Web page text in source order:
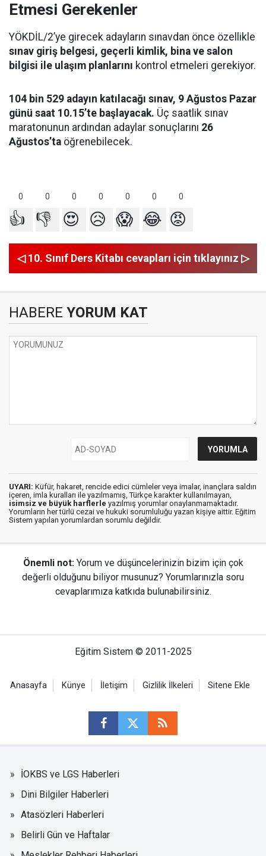
Etmesi Gerekenler
YÖKDİL/2’ye girecek adayların sınavdan önce özellikle
sınav giriş belgesi, geçerli kimlik, bina ve salon
bilgisi ile ulaşım planlarını kontrol etmeleri gerekiyor.
104 bin 529 adayın katılacağı sınav, 9 Ağustos Pazar
günü saat 10.15’te başlayacak. Üç saatlik sınav
maratonunun ardından adaylar sonuçlarını 26
Ağustos’ta öğrenebilecek.
0 0 0 0 0 0 0
👍 👎 😍 😥 😱 😂 😡
◁ 10. Sınıf Ders Kitabı cevapları için tıklayınız ▷
HABERE YORUM KAT
UYARI: Küfür, hakaret, rencide edici cümleler veya imalar, inançlara saldırı
içeren, imla kuralları ile yazılmamış, Türkçe karakter kullanılmayan,
isimsiz ve büyük harflerle yazılmış yorumlar onaylanmamaktadır.
Yorumların her türlü cezai ve hukuki sorumluluğu yazan kişiye aittir. Eğitim
Sistem yapılan yorumlardan sorumlu değildir.
Önemli not: Yorum ve düşüncelerinizin bizim için çok
değerli olduğunu biliyor musunuz? Yorumlarınızla soru
cevaplarımıza katkıda bulunabilirsiniz.
Eğitim Sistem © 2011-2025
Anasayfa Künye İletişim Gizlilik İlkeleri Sitene Ekle
İOKBS ve LGS Haberleri
Dini Bilgiler Haberleri
Atasözleri Haberleri
Belirli Gün ve Haftalar